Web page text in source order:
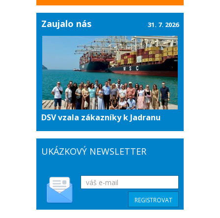
Zaujalo nás
DSV vzala zákazníky k Jadranu
31. 7. 2026
UKÁZKOVÝ NEWSLETTER